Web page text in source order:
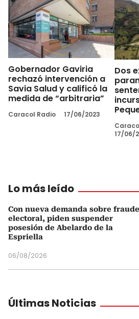
Gobernador Gaviria
rechazó intervención a
Savia Salud y calificó la
medida de “arbitraria”
Caracol Radio 17/06/2023
Dos
17/06/
Lo más leído
Con nueva demanda sobre fraude
electoral, piden suspender
posesión de Abelardo de la
Espriella
06/08/2026
Últimas Noticias